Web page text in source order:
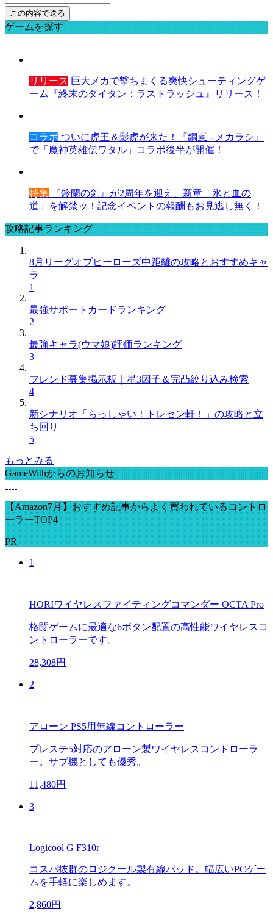
ゲームを探す
リリース 巨大メカで撃ちまくる爽快シューティングゲ
ーム『終末のタイタン：ラストラッシュ』リリース！
コラボ ついに虎王＆影虎が来た！『鋼嵐 - メカラシ』
で「魔神英雄伝ワタル」コラボ後半が開催！
特集 『鈴蘭の剣』が2周年を迎え、新章「氷と血の
道」を解禁ッ！記念イベントの報酬もお見逃し無く！
攻略記事ランキング
8月リーグオブヒーローズ中距離の攻略とおすすめキャ
ラ
1
最強サポートカードランキング
2
最強キャラ(ウマ娘)評価ランキング
3
フレンド募集掲示板｜星3因子＆完凸絞り込み検索
4
新シナリオ「らっしゃい！トレセン軒！」の攻略と立
ち回り
5
もっとみる
GameWithからのお知らせ
【Amazon7月】おすすめ記事からよく買われているコントロ
ーラーTOP4
PR
1
HORIワイヤレスファイティングコマンダー OCTA Pro
格闘ゲームに最適な6ボタン配置の高性能ワイヤレスコ
ントローラーです。
28,308円
2
アローン PS5用無線コントローラー
プレステ5対応のアローン製ワイヤレスコントローラ
ー。サブ機としても優秀。
11,480円
3
Logicool G F310r
コスパ抜群のロジクール製有線パッド。幅広いPCゲー
ムを手軽に楽しめます。
2,860円